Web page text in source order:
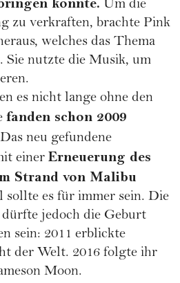
konnte. Um die
zu verkraften, brachte Pink
welches das Thema
Sie nutzte die Musik, um
es nicht lange ohne den
fanden schon 2009
Das neu gefundene
einer Erneuerung des
Strand von Malibu
sollte es für immer sein. Die
jedoch die Geburt
sein: 2011 erblickte
der Welt. 2016 folgte ihr
Moon.